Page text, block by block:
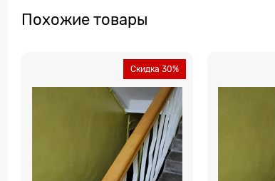
Похожие товары
Скидка 30%